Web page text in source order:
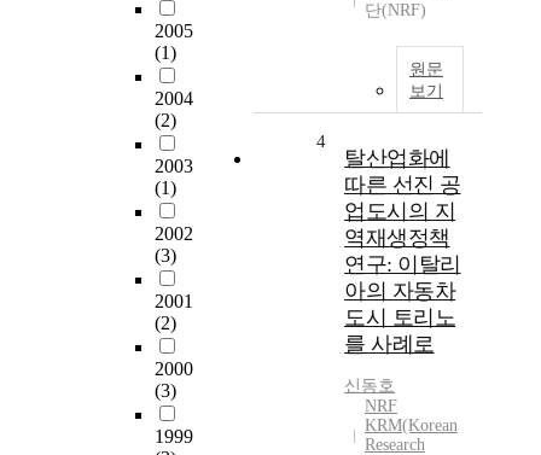
2005
(1)
2004
(2)
2003
(1)
2002
(3)
2001
(2)
2000
(3)
1999
단(NRF)
원문
보기
4
탈산업화에
따른 선진 공
업도시의 지
역재생정책
연구: 이탈리
아의 자동차
도시 토리노
를 사례로
신동호
NRF
KRM(Korean
Research